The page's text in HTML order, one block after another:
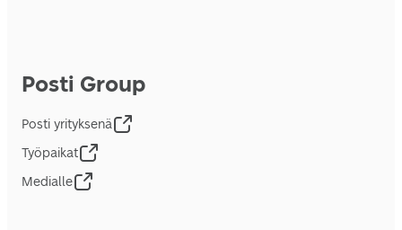
Posti Group
Posti yrityksenä
Työpaikat
Medialle